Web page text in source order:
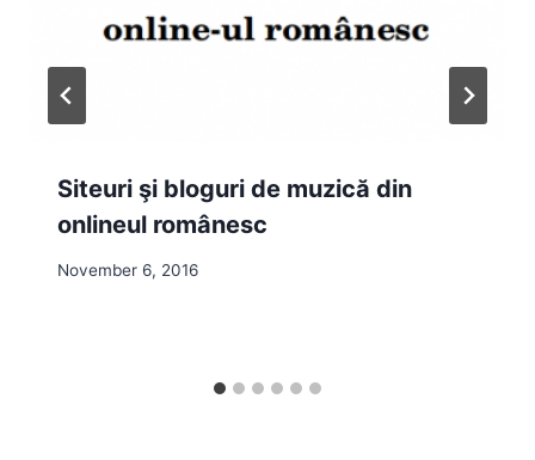
Siteuri şi bloguri de muzică din
onlineul românesc
November 6, 2016